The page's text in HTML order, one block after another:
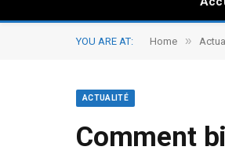
YOU ARE AT: Home »
ACTUALITÉ
Comment